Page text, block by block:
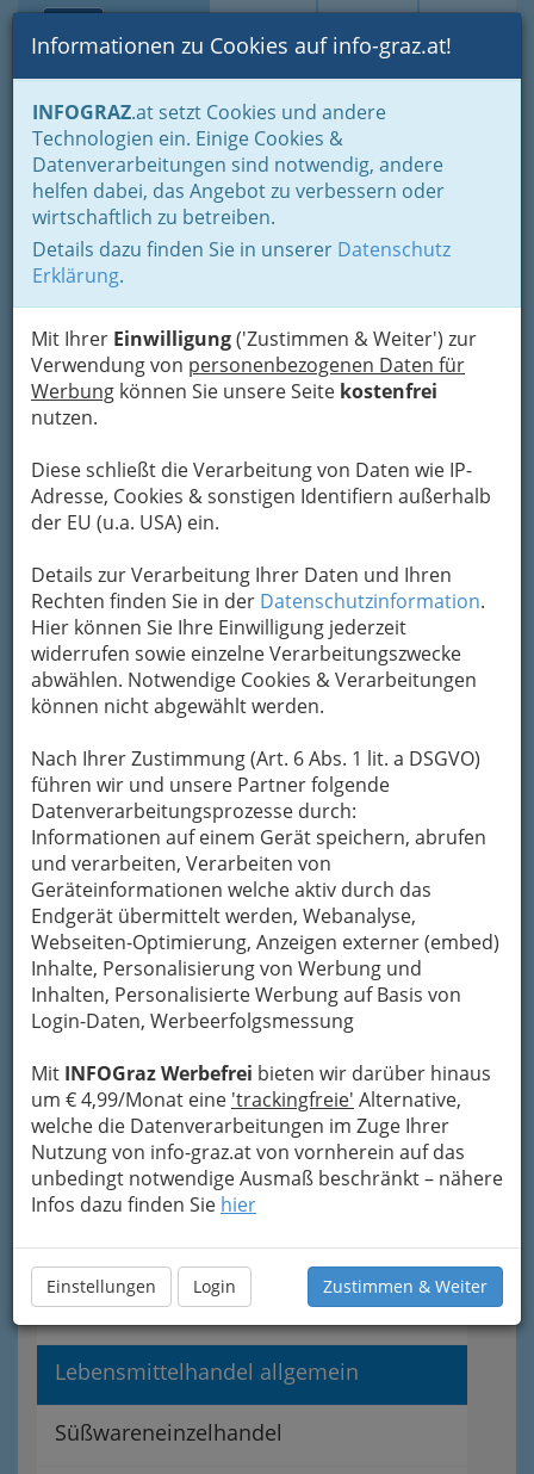
Suche Login Toggle
Informationen zu Cookies auf info-graz.at!
INFOGRAZ.at setzt Cookies und andere
Technologien ein. Einige Cookies &
Datenverarbeitungen sind notwendig, andere
helfen dabei, das Angebot zu verbessern oder
wirtschaftlich zu betreiben.
Details dazu finden Sie in unserer Datenschutz
Erklärung.
Mit Ihrer Einwilligung('Zustimmen & Weiter') zur
Verwendung von personenbezogenen Daten für
Werbung können Sie unsere Seite kostenfrei
nutzen.
Diese schließt die Verarbeitung von Daten wie IP-
Adresse, Cookies & sonstigen Identifiern außerhalb
der EU (u.a. USA) ein.
Details zur Verarbeitung Ihrer Daten und Ihren
Rechten finden Sie in der Datenschutzinformation.
Hier können Sie Ihre Einwilligung jederzeit
widerrufen sowie einzelne Verarbeitungszwecke
abwählen. Notwendige Cookies & Verarbeitungen
können nicht abgewählt werden.
Nach Ihrer Zustimmung (Art. 6 Abs. 1 lit. a DSGVO)
führen wir und unsere Partner folgende
Datenverarbeitungsprozesse durch:
Informationen auf einem Gerät speichern, abrufen
und verarbeiten, Verarbeiten von
Geräteinformationen welche aktiv durch das
Endgerät übermittelt werden, Webanalyse,
Webseiten-Optimierung, Anzeigen externer (embed)
Inhalte, Personalisierung von Werbung und
Inhalten, Personalisierte Werbung auf Basis von
Login-Daten, Werbeerfolgsmessung
Mit INFOGraz Werbefrei bieten wir darüber hinaus
um € 4,99/Monat eine 'trackingfreie' Alternative,
welche die Datenverarbeitungen im Zuge Ihrer
Nutzung von info-graz.at von vornherein auf das
unbedingt notwendige Ausmaß beschränkt – nähere
Infos dazu finden Sie hier
Einstellungen Login Zustimmen & Weiter
Home Branchen
Einkaufen & Schenken - der Handel
Handel in Graz
Dinge des täglichen Lebens
Lebensmittelhandel allgemein
Christian Pfeifer
Reininghausstraße 72, 8020 Graz
Karte
Karte anzeigen
Navigation
Bäcker u. Konditoren
Bionahrung Graz - biologische
Ernährung
Feinkost - einmal so richtig
schlemmen
Getränkehandel
Lebensmittelgroßhandel
Lebensmittelhandel allgemein
Süßwareneinzelhandel